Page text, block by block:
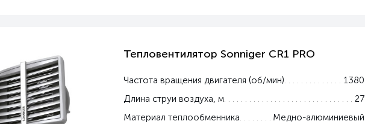
Тепловентилятор Sonniger CR1 PRO
Частота вращения двигателя (об/мин)
1380
Длина струи воздуха, м
27
Материал теплообменника
Медно-алюминиевый